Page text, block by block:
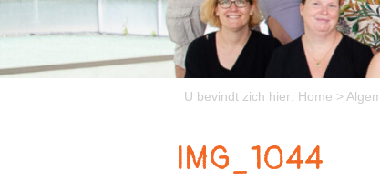
U bevindt zich hier: Home >
IMG_1044